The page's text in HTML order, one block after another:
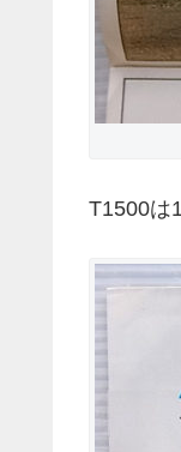
T1500は